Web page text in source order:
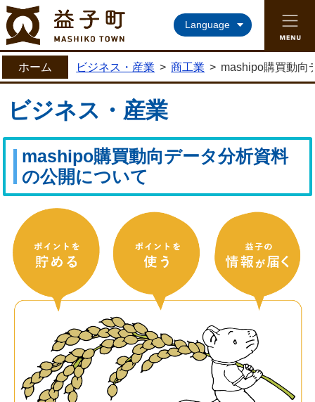
益子町ホームページ
Language
ホーム ビジネス・産業 > 商工業 > mashipo購買動向
ビジネス・産業
mashipo購買動向データ分析資料
の公開について